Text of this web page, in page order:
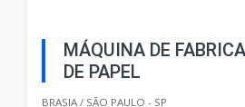
MÁQUINA DE
DE PAPEL
BRASIA / SÃO PAULO - SP